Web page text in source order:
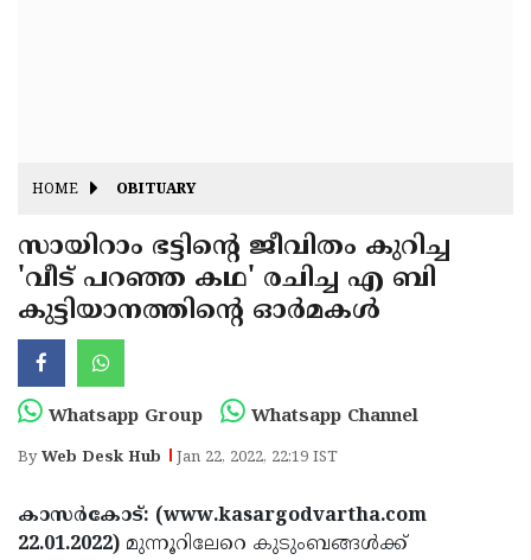
J&K
State
Assembly
Elections
Haryana
State
Assembly
Elections
Diwali
Christmas
New-
Year
Republic
Day
Budget
Election
Maha
HOME OBITUARY
സായിറാം ഭട്ടിന്റെ ജീവിതം കുറിച്ച
'വീട് പറഞ്ഞ കഥ' രചിച്ച എ ബി
കുട്ടിയാനത്തിന്റെ ഓർമകൾ
Whatsapp Group Whatsapp Channel
ByWeb Desk Hub Jan 22, 2022, 22:19 IST
കാസർകോട്: (www.kasargodvartha.com
22.01.2022) മുന്നൂറിലേറെ കുടുംബങ്ങള്‍ക്ക്